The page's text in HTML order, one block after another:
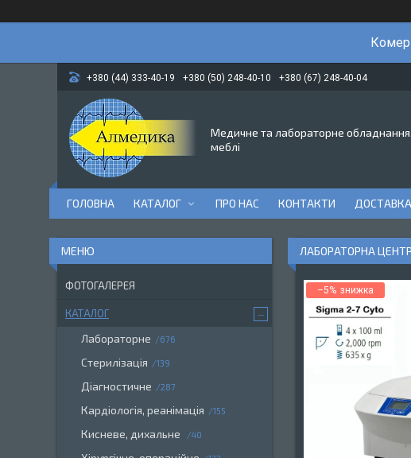
+380 (44) 333-40-19 +380 (50) 248-40-10 +380 (67) 248-40-04
Медичне та лабораторне обладнання,
меблі
ГОЛОВНА КАТАЛОГ ПРО НАС КОНТАКТИ
ЛАБОРАТОРНА
–5%
ФОТОГАЛЕРЕЯ
КАТАЛОГ
Лабораторне 676
Стерилізація 139
Діагностичне 287
Кардіологія, реанімація 155
Кисневе, дихальне 40